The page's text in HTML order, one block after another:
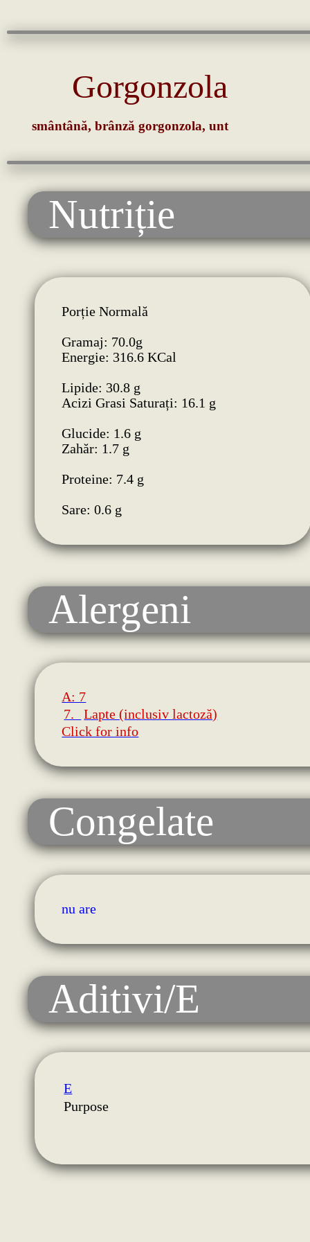
Gorgonzola
smântână, brânză gorgonzola, unt
Nutriție
Porție Normală
Gramaj: 70.0g
Energie: 316.6 KCal
Lipide: 30.8 g
Acizi Grasi Saturați: 16.1 g
Glucide: 1.6 g
Zahăr: 1.7 g
Proteine: 7.4 g
Sare: 0.6 g
Alergeni
A: 7
7.
Lapte (inclusiv lactoză)
Click for info
Congelate
nu are
Aditivi/E
E
Purpose